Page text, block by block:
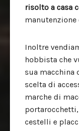
risolto a casa
manutenzione
Inoltre
hobbista che
sua macchina
scelta di
marche di
cestelli e